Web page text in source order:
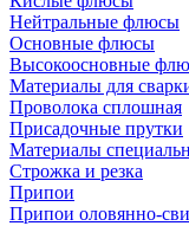
Нейтральные флюсы
Основные флюсы
Высокоосновные
Материалы для
Проволока сплошная
Присадочные прутки
Материалы
Строжка и резка
Припои
Припои оловянно-